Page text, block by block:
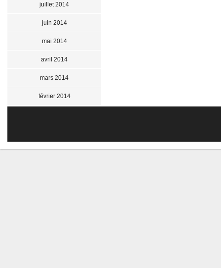
juillet 2014
juin 2014
mai 2014
avril 2014
mars 2014
février 2014